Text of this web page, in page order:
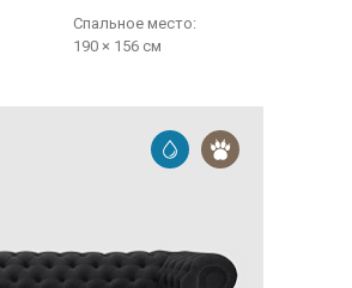
Cпальное место:
190 × 156 см